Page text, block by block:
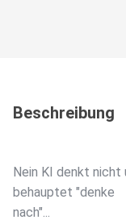
Beschreibung
Nein KI denkt nicht
behauptet "denke
nach"...